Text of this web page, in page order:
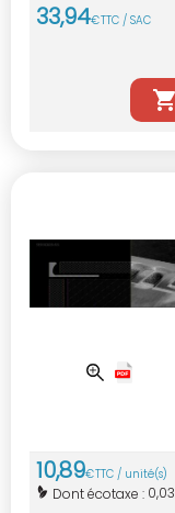
33,94€TTC / SAC
10,89€TTC / unité(s)
Dont écotaxe : 0,03